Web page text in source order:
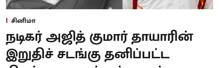
சினிமா
நடிகர் அஜித் குமார் தாயாரின்
இறுதிச் சடங்கு தனிப்பட்ட